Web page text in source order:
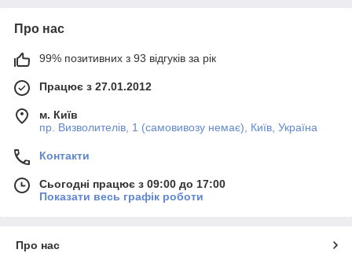
Про нас
99% позитивних з 93 відгуків за рік
Працює з 27.01.2012
м. Київ
пр. Визволителів, 1 (самовивозу немає), Київ, Україна
Контакти
Сьогодні працює з 09:00 до 17:00
Показати весь графік роботи
Про нас